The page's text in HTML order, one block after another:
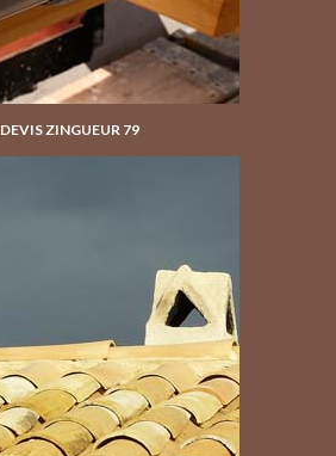
DEVIS ZINGUEUR 79